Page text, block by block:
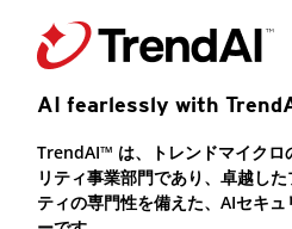
AI fearlessly with
TrendAI™ は、トレンドマイクロ
リティ事業部門であり、卓越し
ティの専門性を備えた、AIセキ